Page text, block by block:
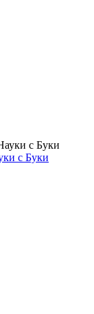
с Буки